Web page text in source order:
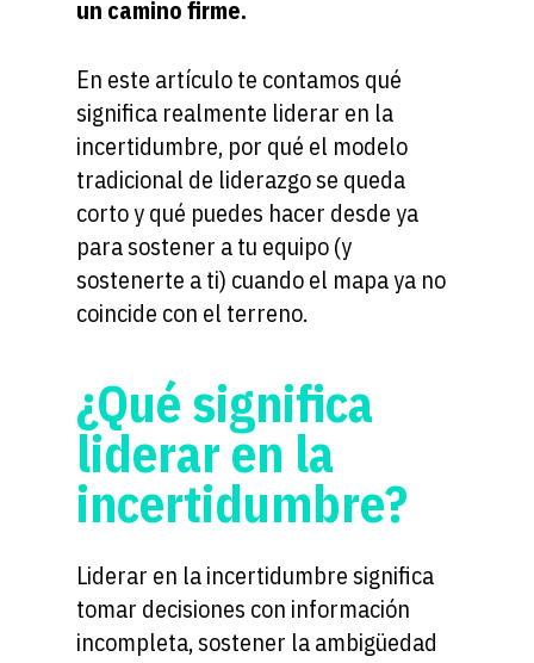
un camino firme.
En este artículo te contamos qué
significa realmente liderar en la
incertidumbre, por qué el modelo
tradicional de liderazgo se queda
corto y qué puedes hacer desde ya
para sostener a tu equipo (y
sostenerte a ti) cuando el mapa ya no
coincide con el terreno.
¿Qué significa
liderar en la
incertidumbre?
Liderar en la incertidumbre significa
tomar decisiones con información
incompleta, sostener la ambigüedad